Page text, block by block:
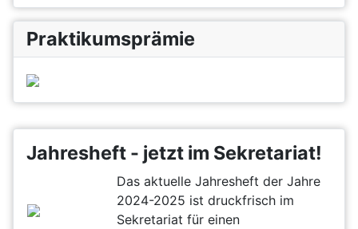
Jahresheft - jetzt im Sekretariat!
Das aktuelle Jahresheft der Jahre
2024-2025 ist druckfrisch im
Sekretariat für einen
Praktikumsprämie